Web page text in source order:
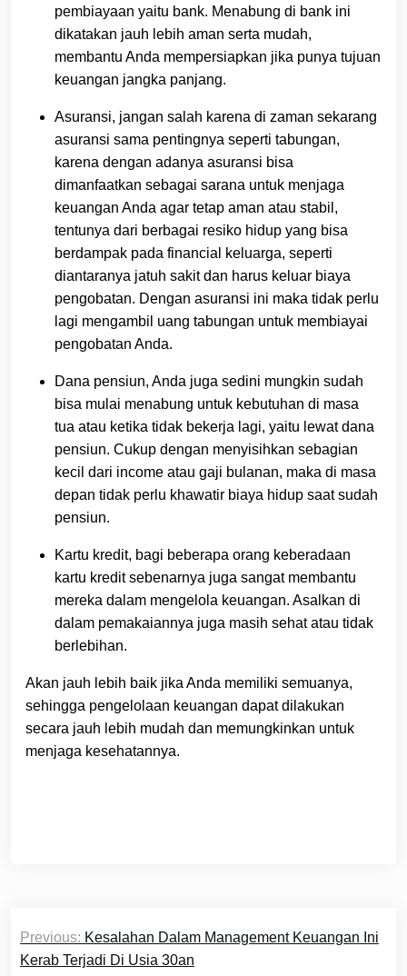
pembiayaan yaitu bank. Menabung di bank ini
dikatakan jauh lebih aman serta mudah,
membantu Anda mempersiapkan jika punya tujuan
keuangan jangka panjang.
Asuransi, jangan salah karena di zaman sekarang
asuransi sama pentingnya seperti tabungan,
karena dengan adanya asuransi bisa
dimanfaatkan sebagai sarana untuk menjaga
keuangan Anda agar tetap aman atau stabil,
tentunya dari berbagai resiko hidup yang bisa
berdampak pada financial keluarga, seperti
diantaranya jatuh sakit dan harus keluar biaya
pengobatan. Dengan asuransi ini maka tidak perlu
lagi mengambil uang tabungan untuk membiayai
pengobatan Anda.
Dana pensiun, Anda juga sedini mungkin sudah
bisa mulai menabung untuk kebutuhan di masa
tua atau ketika tidak bekerja lagi, yaitu lewat dana
pensiun. Cukup dengan menyisihkan sebagian
kecil dari income atau gaji bulanan, maka di masa
depan tidak perlu khawatir biaya hidup saat sudah
pensiun.
Kartu kredit, bagi beberapa orang keberadaan
kartu kredit sebenarnya juga sangat membantu
mereka dalam mengelola keuangan. Asalkan di
dalam pemakaiannya juga masih sehat atau tidak
berlebihan.
Akan jauh lebih baik jika Anda memiliki semuanya,
sehingga pengelolaan keuangan dapat dilakukan
secara jauh lebih mudah dan memungkinkan untuk
menjaga kesehatannya.
Post
navigation
Previous: Kesalahan Dalam Management Keuangan Ini
Kerab Terjadi Di Usia 30an